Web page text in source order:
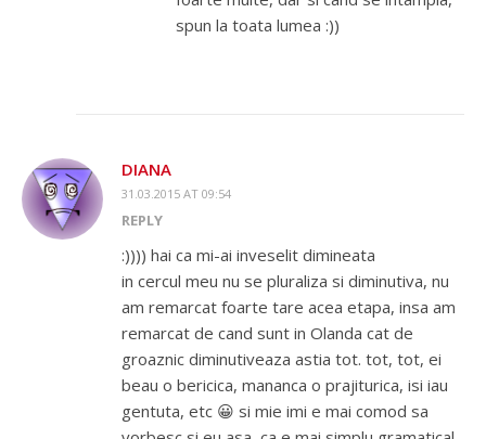
spun la toata lumea :))
DIANA
31.03.2015 AT 09:54
REPLY
:)))) hai ca mi-ai inveselit dimineata
in cercul meu nu se pluraliza si diminutiva, nu
am remarcat foarte tare acea etapa, insa am
remarcat de cand sunt in Olanda cat de
groaznic diminutiveaza astia tot. tot, tot, ei
beau o bericica, mananca o prajiturica, isi iau
gentuta, etc 😀 si mie imi e mai comod sa